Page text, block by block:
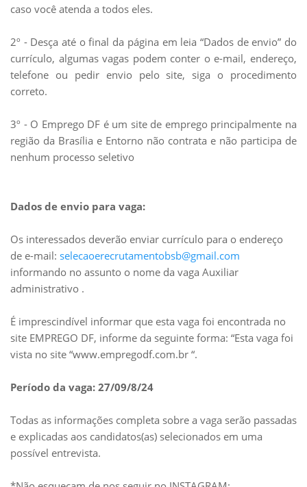
caso você atenda a todos eles.
2º - Desça até o final da página em leia “Dados de envio” do
currículo, algumas vagas podem conter o e-mail, endereço,
telefone ou pedir envio pelo site, siga o procedimento
correto.
3º - O Emprego DF é um site de emprego principalmente na
região da Brasília e Entorno não contrata e não participa de
nenhum processo seletivo
Dados de envio para vaga:
Os interessados deverão enviar currículo para o endereço
de e-mail: selecaoerecrutamentobsb@gmail.com
informando no assunto o nome da vaga Auxiliar
administrativo .
É imprescindível informar que esta vaga foi encontrada no
site EMPREGO DF, informe da seguinte forma: “Esta vaga foi
vista no site “www.empregodf.com.br “.
Período da vaga: 27/09/8/24
Todas as informações completa sobre a vaga serão passadas
e explicadas aos candidatos(as) selecionados em uma
possível entrevista.